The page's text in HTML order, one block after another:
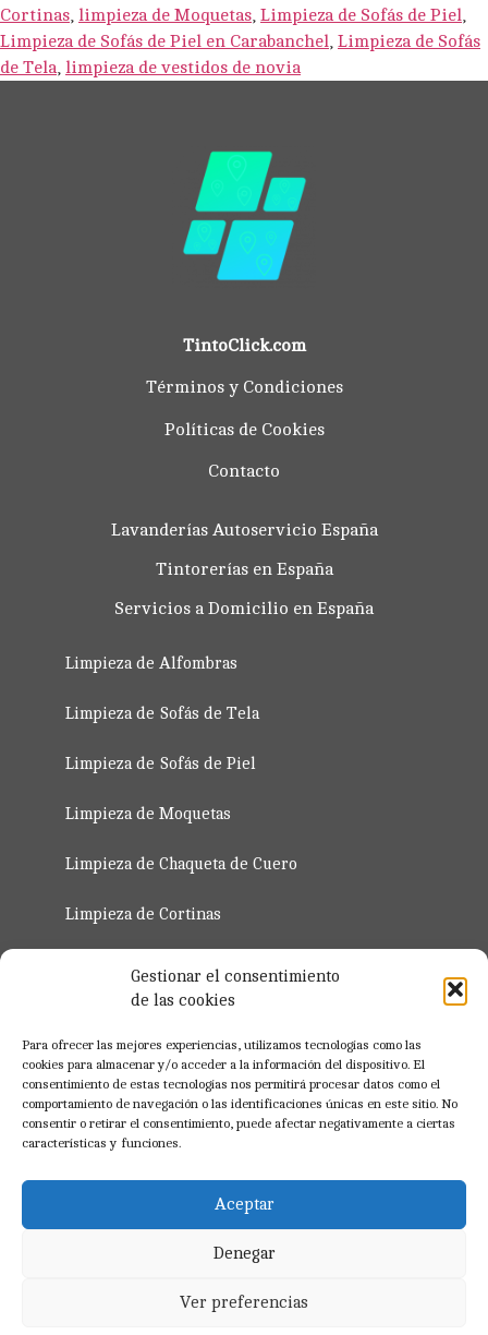
Gestionar el consentimiento
de las cookies
Para ofrecer las mejores experiencias, utilizamos tecnologías como las
cookies para almacenar y/o acceder a la información del dispositivo. El
consentimiento de estas tecnologías nos permitirá procesar datos como el
comportamiento de navegación o las identificaciones únicas en este sitio. No
consentir o retirar el consentimiento, puede afectar negativamente a ciertas
características y funciones.
Aceptar
Denegar
Ver preferencias
Cortinas, limpieza de Moquetas, Limpieza de Sofás de Piel,
Limpieza de Sofás de Piel en Carabanchel, Limpieza de Sofás
de Tela, limpieza de vestidos de novia
TintoClick.com
Términos y Condiciones
Políticas de Cookies
Contacto
Lavanderías Autoservicio España
Tintorerías en España
Servicios a Domicilio en España
Limpieza de Alfombras
Limpieza de Sofás de Tela
Limpieza de Sofás de Piel
Limpieza de Moquetas
Limpieza de Chaqueta de Cuero
Limpieza de Cortinas
Servicio de Planchado de Ropa 2023
Registrate Ahora
BLOG
NOTICIAS